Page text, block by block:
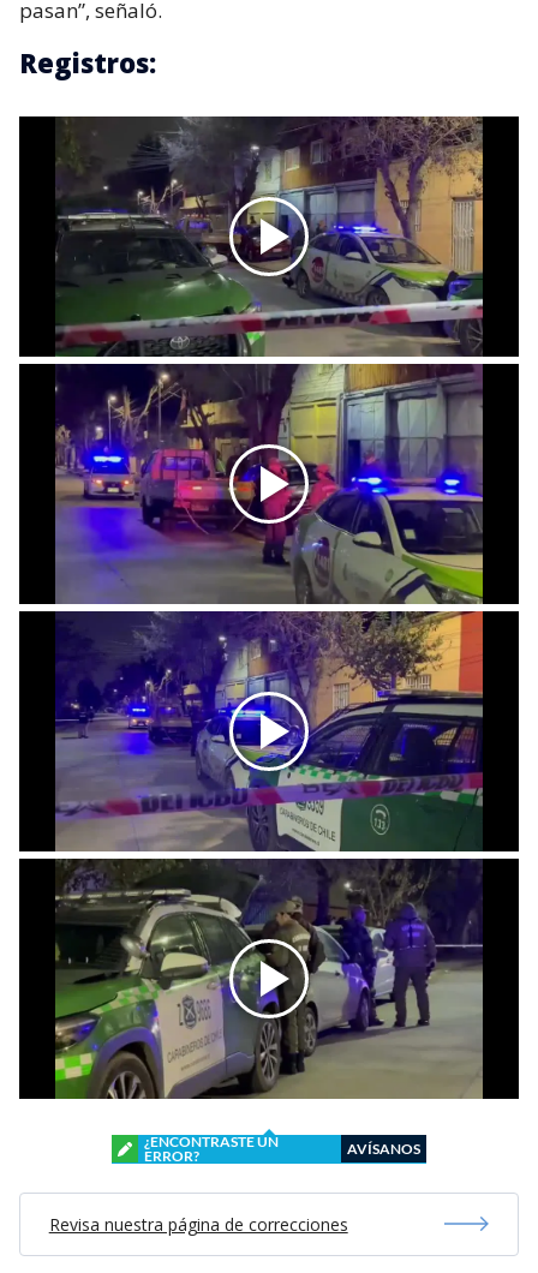
pasan”, señaló.
Registros:
¿ENCONTRASTE UN
ERROR?
AVÍSANOS
Revisa nuestra página de correcciones